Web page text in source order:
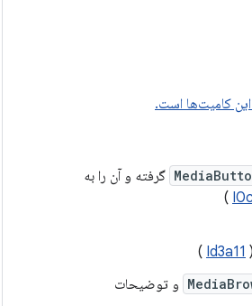
گرفته و آن را به
)
Id3a11
)
و توضیحات